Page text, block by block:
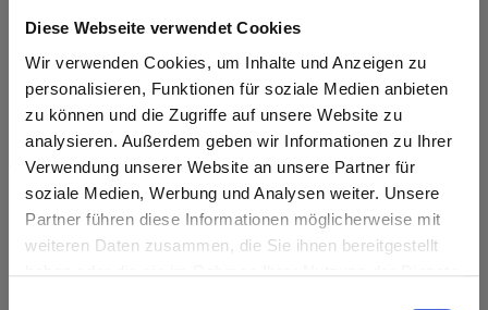
Diese Webseite verwendet Cookies
Wir verwenden Cookies, um Inhalte und Anzeigen zu
personalisieren, Funktionen für soziale Medien anbieten
zu können und die Zugriffe auf unsere Website zu
analysieren. Außerdem geben wir Informationen zu Ihrer
Verwendung unserer Website an unsere Partner für
soziale Medien, Werbung und Analysen weiter. Unsere
Partner führen diese Informationen möglicherweise mit
weiteren Daten zusammen, die Sie ihnen bereitgestellt
haben oder die sie im Rahmen Ihrer Nutzung der Dienste
sr.modal is not closeable
Are you based in the Verenigde
Staten?
0794 Patina Bronze